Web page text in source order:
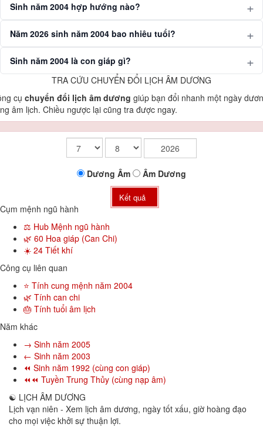
Sinh năm 2004 hợp hướng nào?
Năm 2026 sinh năm 2004 bao nhiêu tuổi?
Sinh năm 2004 là con giáp gì?
TRA CỨU CHUYỂN ĐỔI LỊCH ÂM DƯƠNG
cụ chuyển đổi lịch âm dương giúp bạn đổi nhanh một ngày
âm lịch. Chiều ngược lại cũng tra được ngay.
Dương Âm Âm Dương
Kết quả
Cụm mệnh ngũ hành
⚖️ Hub Mệnh ngũ hành
🌿 60 Hoa giáp (Can Chi)
☀️ 24 Tiết khí
Công cụ liên quan
⭐ Tính cung mệnh năm 2004
🌿 Tính can chi
🎂 Tính tuổi âm lịch
Năm khác
→ Sinh năm 2005
← Sinh năm 2003
⏪ Sinh năm 1992 (cùng con giáp)
⏪⏪ Tuyền Trung Thủy (cùng nạp âm)
☯ LỊCH ÂM DƯƠNG
Lịch vạn niên - Xem lịch âm dương, ngày tốt xấu, giờ hoàng đạo
cho mọi việc khởi sự thuận lợi.